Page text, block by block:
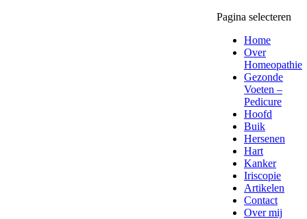
Pagina selecteren
Home
Over
Homeopathie
Gezonde
Voeten –
Pedicure
Hoofd
Buik
Hersenen
Hart
Kanker
Iriscopie
Artikelen
Contact
Over mij